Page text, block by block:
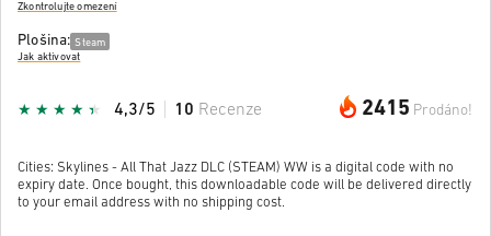
Zkontrolujte omezení
Plošina: Steam
Jak aktivovat
2415 Prodáno!
4,3/5 10 Recenze
Cities: Skylines - All That Jazz DLC (STEAM) WW is a digital code with no
expiry date. Once bought, this downloadable code will be delivered directly
to your email address with no shipping cost.